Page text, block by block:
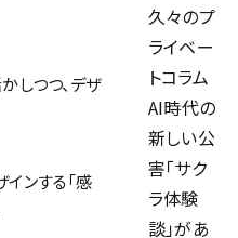
しつつ、デザ
ンする「感
久々のプ
ライベー
トコラム
AI時代の
新しい公
害「サク
ラ体験
談」があ